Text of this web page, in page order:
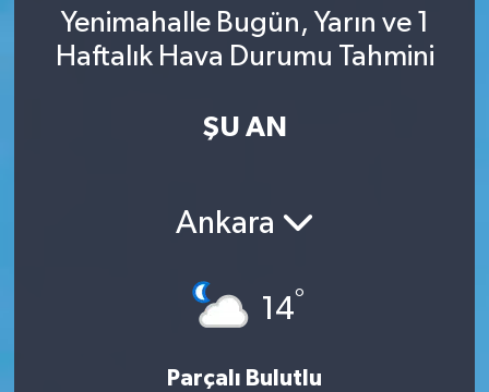
Yenimahalle Bugün, Yarın ve 1
Haftalık Hava Durumu Tahmini
ŞU AN
Ankara
14°
Parçalı Bulutlu
Ekonomi
Spor
Trafik Durumu
TFF 3.Lig 4.Grup Puan Durumu ve Fikstür